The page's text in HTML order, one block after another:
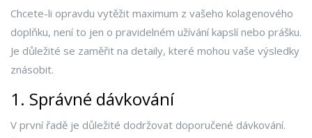
Chcete-li opravdu vytěžit maximum z vašeho kolagenového
doplňku, není to jen o pravidelném užívání kapslí nebo prášku.
Je důležité se zaměřit na detaily, které mohou vaše výsledky
znásobit.
1. Správné dávkování
V první řadě je důležité dodržovat doporučené dávkování.